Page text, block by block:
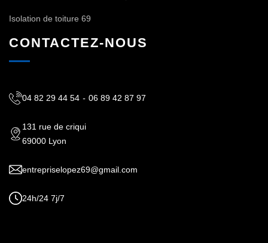
Isolation de toiture 69
CONTACTEZ-NOUS
04 82 29 44 54 - 06 89 42 87 97
131 rue de criqui
69000 Lyon
entrepriselopez69@gmail.com
24h/24 7j/7